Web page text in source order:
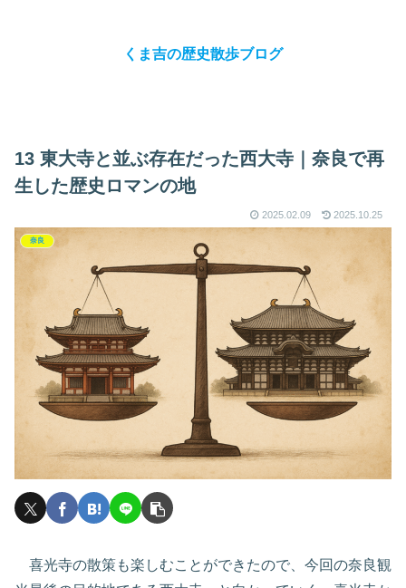
くま吉の歴史散歩ブログ
13 東大寺と並ぶ存在だった西大寺｜奈良で再
生した歴史ロマンの地
2025.02.09 2025.10.25
奈良
喜光寺の散策も楽しむことができたので、今回の奈良観